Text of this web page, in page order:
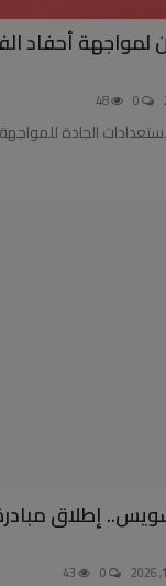
أحفاد
الجادة
إطلاق